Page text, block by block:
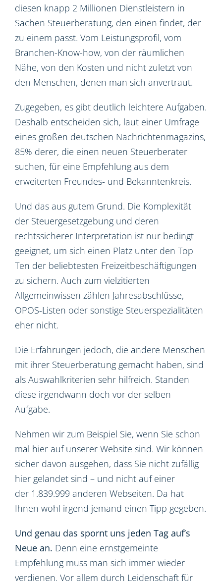
diesen knapp 2 Millionen Dienstleistern in
Sachen Steuerberatung, den einen findet, der
zu einem passt. Vom Leistungsprofil, vom
Branchen-Know-how, von der räumlichen
Nähe, von den Kosten und nicht zuletzt von
den Menschen, denen man sich anvertraut.
Zugegeben, es gibt deutlich leichtere Aufgaben.
Deshalb entscheiden sich, laut einer Umfrage
eines großen deutschen Nachrichtenmagazins,
85% derer, die einen neuen Steuerberater
suchen, für eine Empfehlung aus dem
erweiterten Freundes- und Bekanntenkreis.
Und das aus gutem Grund. Die Komplexität
der Steuergesetzgebung und deren
rechtssicherer Interpretation ist nur bedingt
geeignet, um sich einen Platz unter den Top
Ten der beliebtesten Freizeitbeschäftigungen
zu sichern. Auch zum vielzitierten
Allgemeinwissen zählen Jahresabschlüsse,
OPOS-Listen oder sonstige Steuerspezialitäten
eher nicht.
Die Erfahrungen jedoch, die andere Menschen
mit ihrer Steuerberatung gemacht haben, sind
als Auswahlkriterien sehr hilfreich. Standen
diese irgendwann doch vor der selben
Aufgabe.
Nehmen wir zum Beispiel Sie, wenn Sie schon
mal hier auf unserer Website sind. Wir können
sicher davon ausgehen, dass Sie nicht zufällig
hier gelandet sind – und nicht auf einer
der 1.839.999 anderen Webseiten. Da hat
Ihnen wohl irgend jemand einen Tipp gegeben.
Und genau das spornt uns jeden Tag auf’s
Neue an. Denn eine ernstgemeinte
Empfehlung muss man sich immer wieder
verdienen. Vor allem durch Leidenschaft für